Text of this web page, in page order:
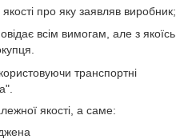
про яку заявляв виробник;
всім вимогам, але з якоїсь
транспортні
якості, а саме: